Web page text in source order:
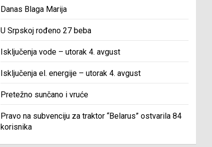
Danas Blaga Marija
U Srpskoj rođeno 27 beba
Isključenja vode – utorak 4. avgust
Isključenja el. energije – utorak 4. avgust
Pretežno sunčano i vruće
Pravo na subvenciju za traktor “Belarus” ostvarila 84
korisnika